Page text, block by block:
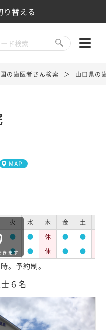
り替える
の歯医者さん検索 山口県の
MAP
火 水 木 金 土
● ● 休 ● ●
● ● 休 ● ●
きます
。予約制。
６名